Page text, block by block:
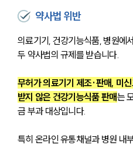
약사법 위반
의료기기, 건강기능식품, 병원에
두 약사법의 규제를 받습니다.
무허가 의료기기 제조·판매, 미
받지 않은 건강기능식품 판매는
금 부과 대상입니다.
특히 온라인 유통채널과 병원 내